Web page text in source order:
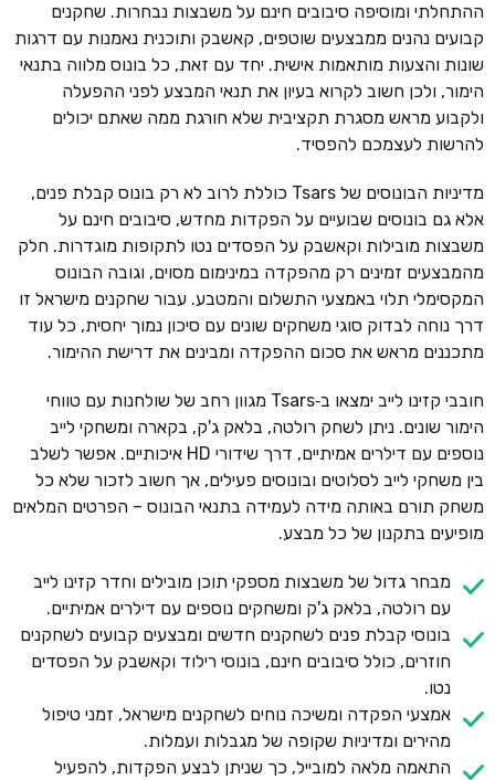
ההתחלתי ומוסיפה סיבובים חינם על משבצות נבחרות. שחקנים
קבועים נהנים ממבצעים שוטפים, קאשבק ותוכנית נאמנות עם דרגות
שונות והצעות מותאמות אישית. יחד עם זאת, כל בונוס מלווה בתנאי
הימור, ולכן חשוב לקרוא בעיון את תנאי המבצע לפני ההפעלה
ולקבוע מראש מסגרת תקציבית שלא חורגת ממה שאתם יכולים
להרשות לעצמכם להפסיד.
מדיניות הבונוסים של Tsars כוללת לרוב לא רק בונוס קבלת פנים,
אלא גם בונוסים שבועיים על הפקדות מחדש, סיבובים חינם על
משבצות מובילות וקאשבק על הפסדים נטו לתקופות מוגדרות. חלק
מהמבצעים זמינים רק מהפקדה במינימום מסוים, וגובה הבונוס
המקסימלי תלוי באמצעי התשלום והמטבע. עבור שחקנים מישראל זו
דרך נוחה לבדוק סוגי משחקים שונים עם סיכון נמוך יחסית, כל עוד
מתכננים מראש את סכום ההפקדה ומבינים את דרישת ההימור.
חובבי קזינו לייב ימצאו ב‑Tsars מגוון רחב של שולחנות עם טווחי
הימור שונים. ניתן לשחק רולטה, בלאק ג'ק, בקארה ומשחקי לייב
נוספים עם דילרים אמיתיים, דרך שידורי HD איכותיים. אפשר לשלב
בין משחקי לייב לסלוטים ובונוסים פעילים, אך חשוב לזכור שלא כל
משחק תורם באותה מידה לעמידה בתנאי הבונוס – הפרטים המלאים
מופיעים בתקנון של כל מבצע.
מבחר גדול של משבצות מספקי תוכן מובילים וחדר קזינו לייב
עם רולטה, בלאק ג'ק ומשחקים נוספים עם דילרים אמיתיים.
בונוסי קבלת פנים לשחקנים חדשים ומבצעים קבועים לשחקנים
חוזרים, כולל סיבובים חינם, בונוסי רילוד וקאשבק על הפסדים
נטו.
אמצעי הפקדה ומשיכה נוחים לשחקנים מישראל, זמני טיפול
מהירים ומדיניות שקופה של מגבלות ועמלות.
התאמה מלאה למובייל, כך שניתן לבצע הפקדות, להפעיל